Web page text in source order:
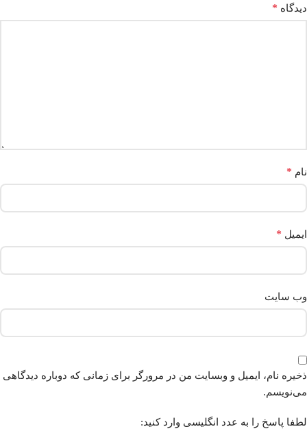
دیدگاه *
نام *
ایمیل *
وب‌ سایت
ذخیره نام، ایمیل و وبسایت من در مرورگر برای زمانی که دوباره دیدگاهی
می‌نویسم.
لطفا پاسخ را به عدد انگلیسی وارد کنید: